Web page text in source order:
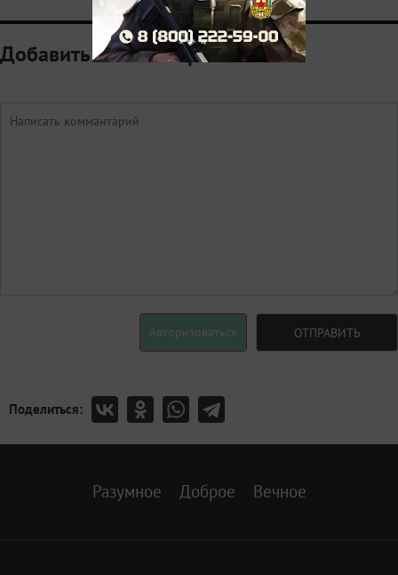
Добавить комментарий
Авторизоваться ОТПРАВИТЬ
Поделиться:
Разумное Доброе Вечное